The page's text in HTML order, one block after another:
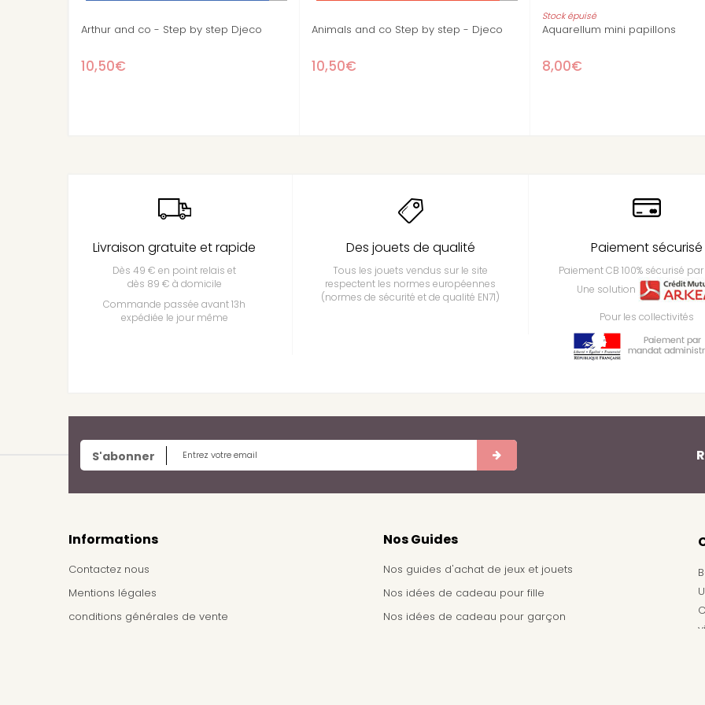
Aquarellum junior dragons
13,60€
Aquarellum Paris By Night
15,95€
Aquarellum Chats
15,60€
Livraison gratuite et rapide
Dès 49 € en point relais et
dès 89 € à domicile
Commande passée avant 13h
expédiée le jour même
Des jouets de qualité
Tous les jouets vendus sur le site
respectent les normes européennes
(normes de sécurité et de qualité EN71)
Paiement sécurisé
Paiement CB 100% sécurisé
Une solution
Pour les collectivités
S'abonner
Informations
Contactez nous
Mentions légales
conditions générales de vente
Nos Guides
Nos guides d'achat de jeux et jouets
Nos idées de cadeau pour fille
Nos idées de cadeau pour garçon